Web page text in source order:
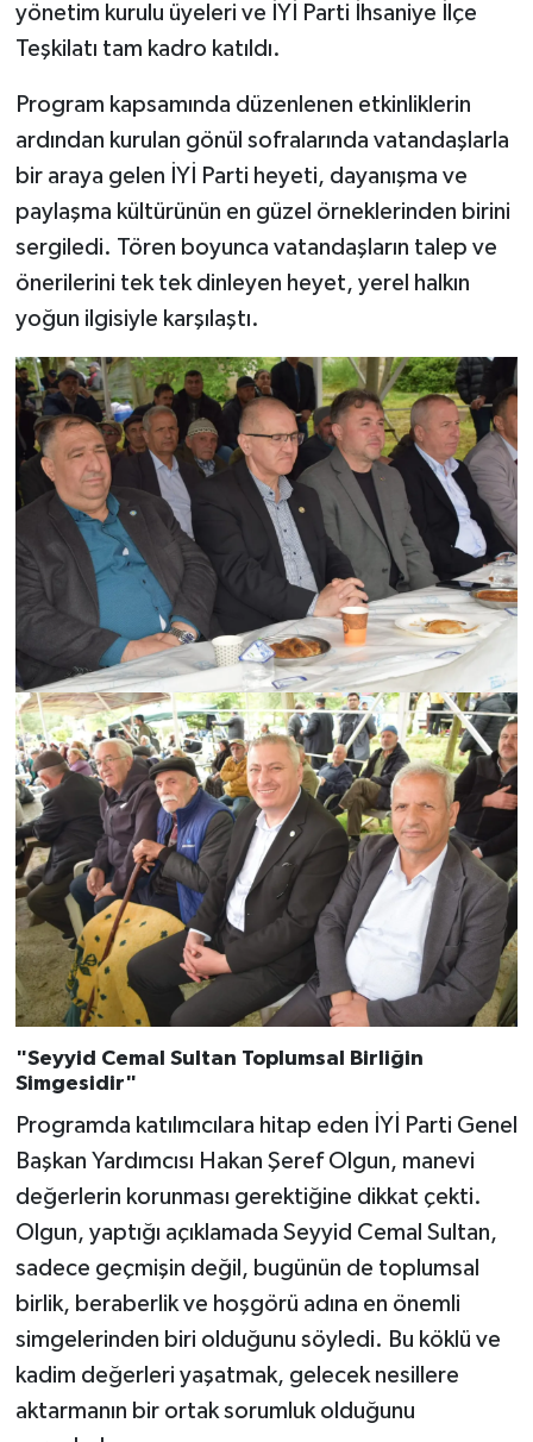
yönetim kurulu üyeleri ve İYİ Parti İhsaniye İlçe
Teşkilatı tam kadro katıldı.
Program kapsamında düzenlenen etkinliklerin
ardından kurulan gönül sofralarında vatandaşlarla
bir araya gelen İYİ Parti heyeti, dayanışma ve
paylaşma kültürünün en güzel örneklerinden birini
sergiledi. Tören boyunca vatandaşların talep ve
önerilerini tek tek dinleyen heyet, yerel halkın
yoğun ilgisiyle karşılaştı.
"Seyyid Cemal Sultan Toplumsal Birliğin
Simgesidir"
Programda katılımcılara hitap eden İYİ Parti Genel
Başkan Yardımcısı Hakan Şeref Olgun, manevi
değerlerin korunması gerektiğine dikkat çekti.
Olgun, yaptığı açıklamada Seyyid Cemal Sultan,
sadece geçmişin değil, bugünün de toplumsal
birlik, beraberlik ve hoşgörü adına en önemli
simgelerinden biri olduğunu söyledi. Bu köklü ve
kadim değerleri yaşatmak, gelecek nesillere
aktarmanın bir ortak sorumluk olduğunu